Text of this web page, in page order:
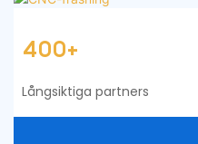
400+
Långsiktiga partners